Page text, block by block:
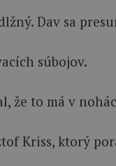
Dav sa
súbojov.
to má v
Kriss, ktorý